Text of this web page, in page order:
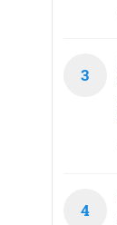
3
4